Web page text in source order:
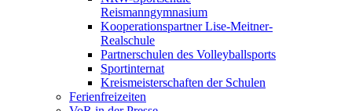
Reismanngymnasium
Kooperationspartner Lise-Meitner-
Realschule
Partnerschulen des Volleyballsports
Sportinternat
Kreismeisterschaften der Schulen
Ferienfreizeiten